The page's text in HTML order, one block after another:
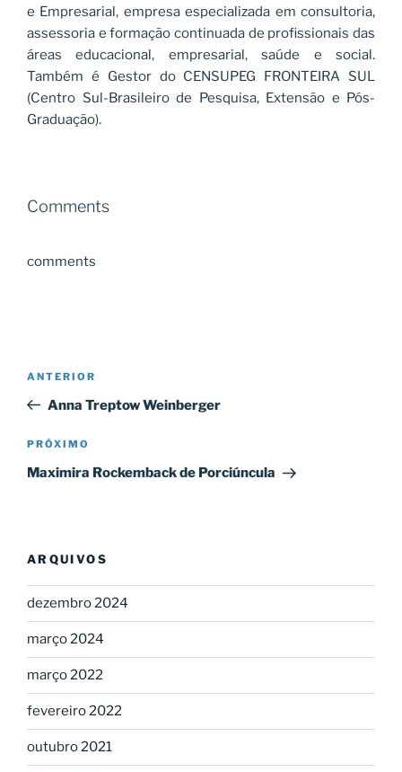
e Empresarial, empresa especializada em consultoria,
assessoria e formação continuada de profissionais das
áreas educacional, empresarial, saúde e social.
Também é Gestor do CENSUPEG FRONTEIRA SUL
(Centro Sul-Brasileiro de Pesquisa, Extensão e Pós-
Graduação).
Comments
comments
Post
Post
anterior
ANTERIOR
Anna Treptow Weinberger
Próximo
post
PRÓXIMO
Maximira Rockemback de Porciúncula
ARQUIVOS
dezembro 2024
março 2024
março 2022
fevereiro 2022
outubro 2021